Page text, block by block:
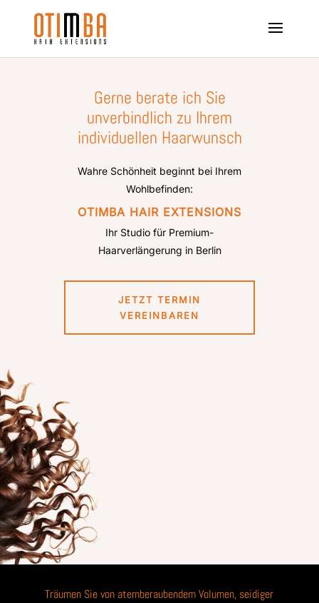
Gerne berate ich Sie
unverbindlich zu Ihrem
individuellen Haarwunsch
Wahre Schönheit beginnt bei Ihrem
Wohlbefinden:
OTIMBA HAIR EXTENSIONS
Ihr Studio für Premium-
Haarverlängerung in Berlin
JETZT TERMIN
VEREINBAREN
Träumen Sie von atemberaubendem Volumen, seidiger